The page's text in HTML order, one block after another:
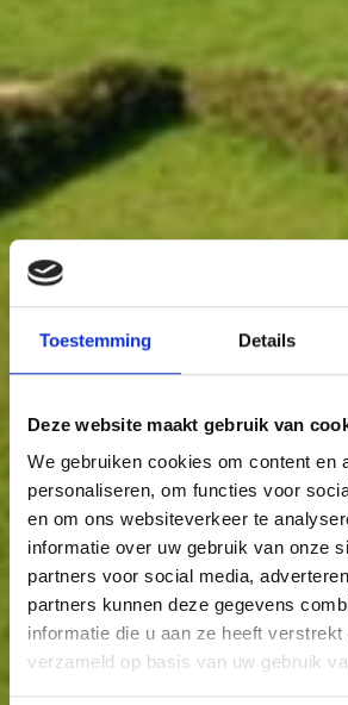
Toestemming Details
Deze website maakt gebruik van
We gebruiken cookies om content en
personaliseren, om functies voor
en om ons websiteverkeer te
informatie over uw gebruik van onze
partners voor social media,
partners kunnen deze gegevens
informatie die u aan ze heeft verstrekt
verzameld op basis van uw gebruik